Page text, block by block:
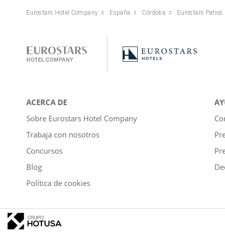
Eurostars Hotel Company España Córdoba Eurostars Patios
ACERCA DE
Sobre Eurostars Hotel Company
Trabaja con nosotros
Concursos
Blog
Política de cookies